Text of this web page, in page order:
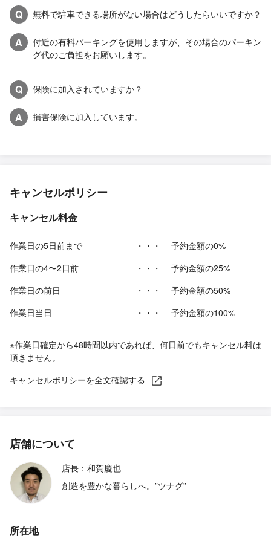
Q 無料で駐車できる場所がない場合はどうしたらいいですか？
A
付近の有料パーキングを使用しますが、その場合のパーキン
グ代のご負担をお願いします。
Q 保険に加入されていますか？
A 損害保険に加入しています。
キャンセルポリシー
キャンセル料金
作業日の5日前まで ・・・
予約金額の0%
作業日の4〜2日前
・・・
予約金額の25%
作業日の前日
・・・
予約金額の50%
作業日当日
・・・ 予約金額の100%
※作業日確定から48時間以内であれば、何日前でもキャンセル料は
頂きません。
キャンセルポリシーを全文確認する
店舗について
店長：和賀慶也
創造を豊かな暮らしへ。”ツナグ”
所在地